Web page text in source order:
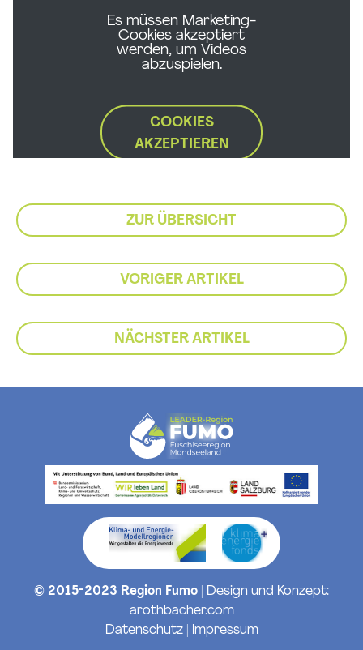
Es müssen Marketing-
Cookies akzeptiert
werden, um Videos
abzuspielen.
COOKIES
AKZEPTIEREN
ZUR ÜBERSICHT
VORIGER ARTIKEL
NÄCHSTER ARTIKEL
© 2015-2023 Region Fumo | Design und Konzept:
arothbacher.com
Datenschutz
Impressum